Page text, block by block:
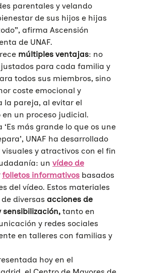
parentales y velando
de sus hijos e hijas
afirma Ascensión
de UNAF.
múltiples ventajas: no
para cada familia y
todos sus miembros, sino
coste emocional y
la pareja, al evitar el
un proceso judicial.
‘Es más grande lo que os une
UNAF ha desarrollado
y atractivos con el fin
un vídeo de
folletos informativos basados
del vídeo. Estos materiales
diversas acciones de
tanto en
y redes sociales
en talleres con familias y
hoy en el